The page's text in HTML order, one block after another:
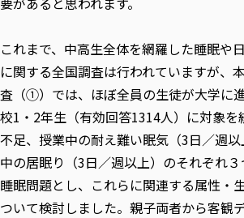
これまで、中高生全体を網羅した睡眠や
に関する全国調査は行われていますが、
査（①）では、ほぼ全員の生徒が大学に
校1・2年生（有効回答1314人）に対象を
不足、授業中の耐え難い眠気（3日／週
中の居眠り（3日／週以上）のそれぞれ
睡眠問題とし、これらに関連する属性・
ついて検討しました。親子両者から客観